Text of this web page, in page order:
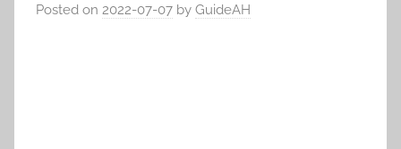
Posted on 2022-07-07 by GuideAH